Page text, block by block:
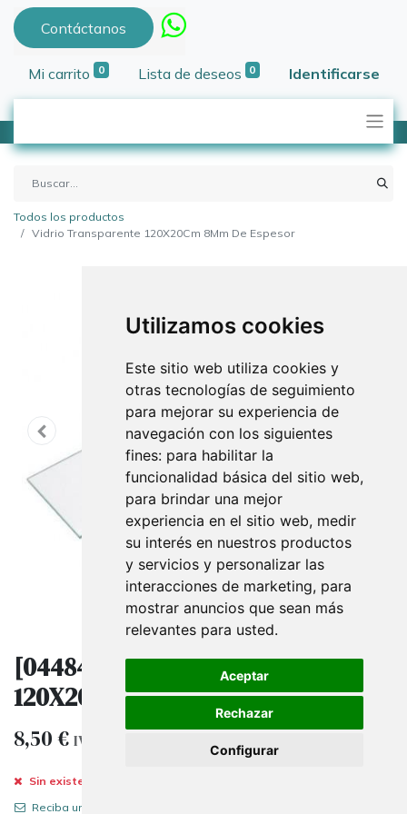
Utilizamos cookies
Este sitio web utiliza cookies y
otras tecnologías de seguimiento
para mejorar su experiencia de
navegación con los siguientes
fines: para habilitar la
funcionalidad básica del sitio web,
para brindar una mejor
experiencia en el sitio web, medir
su interés en nuestros productos
y servicios y personalizar las
interacciones de marketing, para
mostrar anuncios que sean más
relevantes para usted.
Aceptar
Rechazar
Configurar
Contáctanos
Mi carrito 0 Lista de deseos 0 Identificarse
Todos los productos
Vidrio Transparente 120X20Cm 8Mm De Espesor
[044840] Vidrio Transparente
120X20Cm 8Mm De Espesor
8,50€ IVA excluido
Sin existencias.
Reciba una notificación cuando vuelva a estar disponible